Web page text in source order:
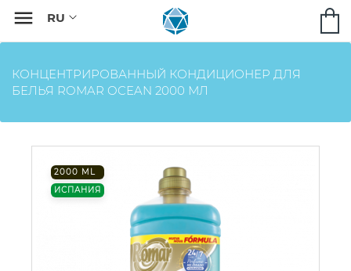

КОНЦЕНТРИРОВАННЫЙ КОНДИЦИОНЕР ДЛЯ
БЕЛЬЯ ROMAR OCEAN 2000 МЛ
2000 ML
ИСПАНИЯ